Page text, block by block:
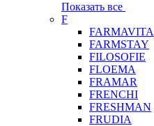
Показать все
F
FARMAVITA
FARMSTAY
FILOSOFIE
FLOEMA
FRAMAR
FRENCHI
FRESHMAN
FRUDIA